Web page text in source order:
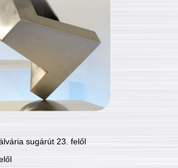
sugárút 23. felől